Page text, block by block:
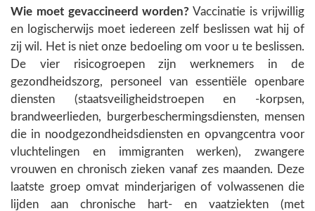
Wie moet gevaccineerd worden? Vaccinatie is vrijwillig
en logischerwijs moet iedereen zelf beslissen wat hij of
zij wil. Het is niet onze bedoeling om voor u te beslissen.
De vier risicogroepen zijn werknemers in de
gezondheidszorg, personeel van essentiële openbare
diensten (staatsveiligheidstroepen en -korpsen,
brandweerlieden, burgerbeschermingsdiensten, mensen
die in noodgezondheidsdiensten en opvangcentra voor
vluchtelingen en immigranten werken), zwangere
vrouwen en chronisch zieken vanaf zes maanden. Deze
laatste groep omvat minderjarigen of volwassenen die
lijden aan chronische hart- en vaatziekten (met